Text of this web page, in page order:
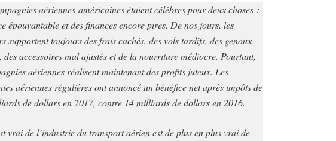
aériennes américaines étaient célèbres pour deux choses :
épouvantable et des finances encore pires. De nos jours, les
supportent toujours des frais cachés, des vols tardifs, des genoux
des accessoires mal ajustés et de la nourriture médiocre. Pourtant,
aériennes réalisent maintenant des profits juteux. Les
aériennes régulières ont annoncé un bénéfice net après impôts de
de dollars en 2017, contre 14 milliards de dollars en 2016.
vrai de l’industrie du transport aérien est de plus en plus vrai de